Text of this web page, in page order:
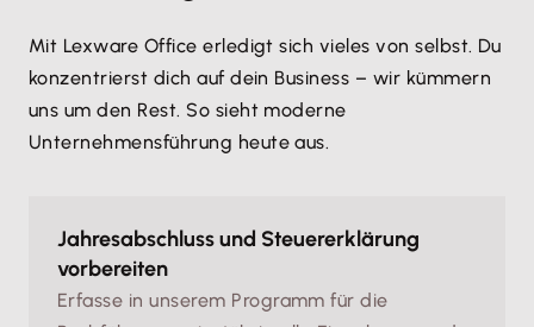
Mit Lexware Office erledigt sich vieles von selbst. Du
konzentrierst dich auf dein Business – wir kümmern
uns um den Rest. So sieht moderne
Unternehmensführung heute aus.
Jahresabschluss und Steuererklärung
vorbereiten
Erfasse in unserem Programm für die